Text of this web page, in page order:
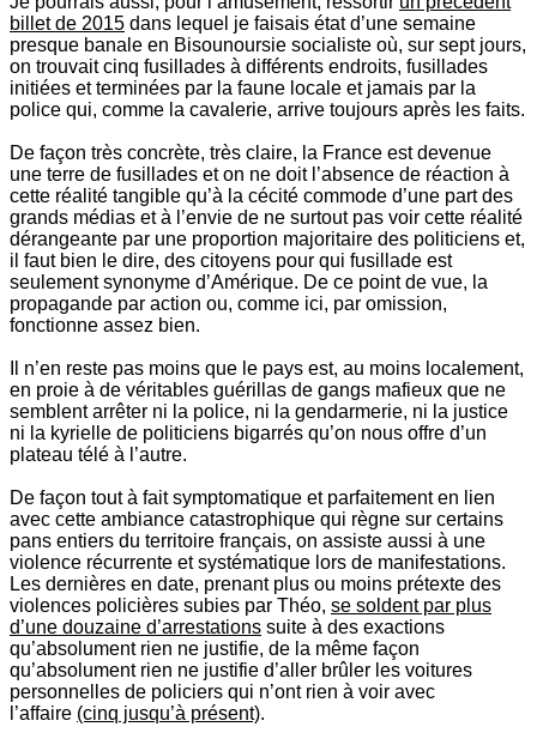
billet de 2015 dans lequel je faisais état d’une semaine
presque banale en Bisounoursie socialiste où, sur sept jours,
on trouvait cinq fusillades à différents endroits, fusillades
initiées et terminées par la faune locale et jamais par la
police qui, comme la cavalerie, arrive toujours après les faits.
De façon très concrète, très claire, la France est devenue
une terre de fusillades et on ne doit l’absence de réaction à
cette réalité tangible qu’à la cécité commode d’une part des
grands médias et à l’envie de ne surtout pas voir cette réalité
dérangeante par une proportion majoritaire des politiciens et,
il faut bien le dire, des citoyens pour qui fusillade est
seulement synonyme d’Amérique. De ce point de vue, la
propagande par action ou, comme ici, par omission,
fonctionne assez bien.
Il n’en reste pas moins que le pays est, au moins localement,
en proie à de véritables guérillas de gangs mafieux que ne
semblent arrêter ni la police, ni la gendarmerie, ni la justice
ni la kyrielle de politiciens bigarrés qu’on nous offre d’un
plateau télé à l’autre.
De façon tout à fait symptomatique et parfaitement en lien
avec cette ambiance catastrophique qui règne sur certains
pans entiers du territoire français, on assiste aussi à une
violence récurrente et systématique lors de manifestations.
Les dernières en date, prenant plus ou moins prétexte des
violences policières subies par Théo, se soldent par plus
d’une douzaine d’arrestations suite à des exactions
qu’absolument rien ne justifie, de la même façon
qu’absolument rien ne justifie d’aller brûler les voitures
personnelles de policiers qui n’ont rien à voir avec
l’affaire (cinq jusqu’à présent).